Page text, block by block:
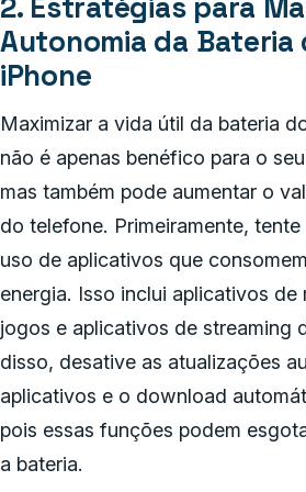
2. Estratégias para
Autonomia da Bateria
iPhone
Maximizar a vida útil da bateria
não é apenas benéfico para o
mas também pode aumentar o
do telefone. Primeiramente, tente
uso de aplicativos que
energia. Isso inclui aplicativos de
jogos e aplicativos de streaming
disso, desative as atualizações
aplicativos e o download
pois essas funções podem
a bateria.